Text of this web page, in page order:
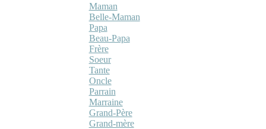
Maman
Belle-Maman
Papa
Beau-Papa
Frère
Soeur
Tante
Oncle
Parrain
Marraine
Grand-Père
Grand-mère